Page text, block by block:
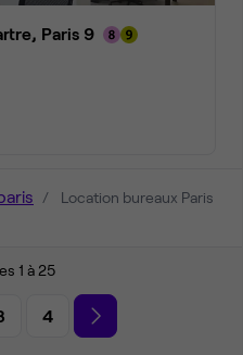
Paris 9
Location bureaux Paris
1 à 25
4